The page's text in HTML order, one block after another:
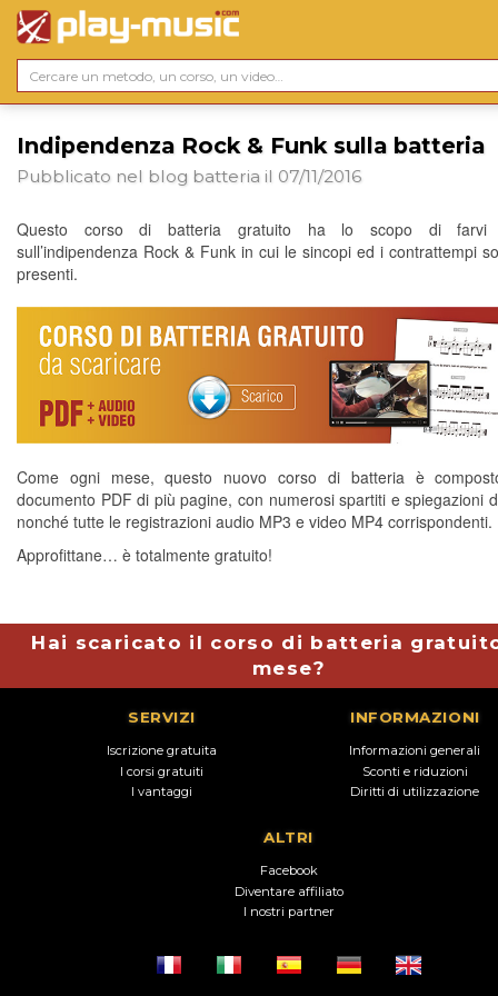
Indipendenza Rock & Funk sulla batteria
Pubblicato nel blog batteria il 07/11/2016
Questo corso di batteria gratuito ha lo scopo di farvi
sull’indipendenza Rock & Funk in cui le sincopi ed i contrattempi
presenti.
Come ogni mese, questo nuovo corso di batteria è
documento PDF di più pagine, con numerosi spartiti e spiegazioni
nonché tutte le registrazioni audio MP3 e video MP4 corrispondenti.
Approfittane… è totalmente gratuito!
Hai scaricato il corso di batteria
mese?
SERVIZI
Iscrizione gratuita
I corsi gratuiti
I vantaggi
INFORMAZIONI
Informazioni generali
Sconti e riduzioni
Diritti di utilizzazione
ALTRI
Facebook
Diventare affiliato
I nostri partner